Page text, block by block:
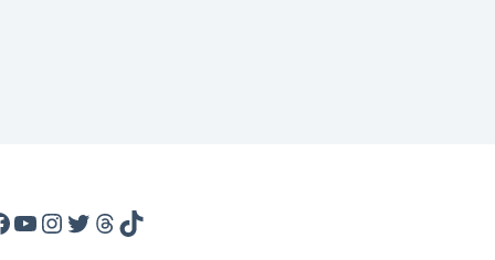
YouTube
Instagram
X Threads
TikTok